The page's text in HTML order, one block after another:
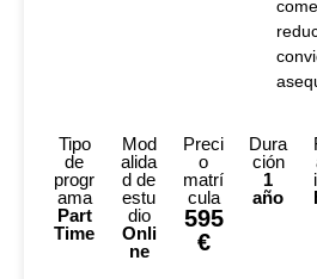
Tipo
de
progr
ama
Part
Time
Mod
alida
d de
estu
dio
Onli
ne
Preci
o
matrí
cula
595
€
Dura
ción
1
año